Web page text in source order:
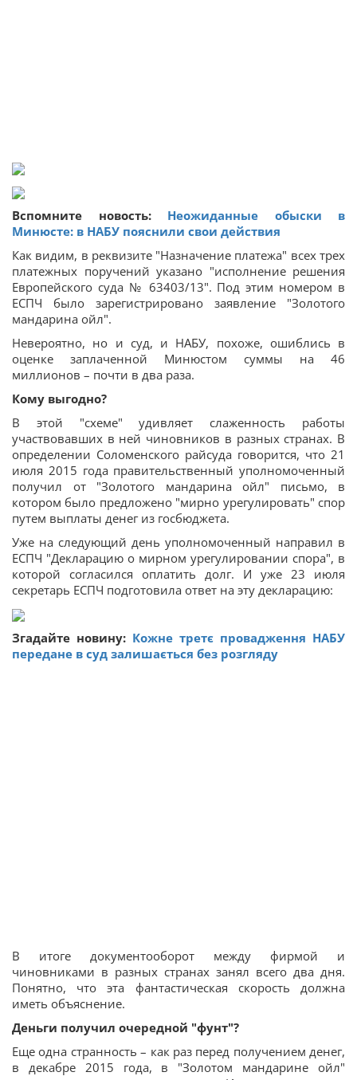
Вспомните новость: Неожиданные обыски в
Минюсте: в НАБУ пояснили свои действия
Как видим, в реквизите "Назначение платежа" всех трех
платежных поручений указано "исполнение решения
Европейского суда № 63403/13". Под этим номером в
ЕСПЧ было зарегистрировано заявление "Золотого
мандарина ойл".
Невероятно, но и суд, и НАБУ, похоже, ошиблись в
оценке заплаченной Минюстом суммы на 46
миллионов – почти в два раза.
Кому выгодно?
В этой "схеме" удивляет слаженность работы
участвовавших в ней чиновников в разных странах. В
определении Соломенского райсуда говорится, что 21
июля 2015 года правительственный уполномоченный
получил от "Золотого мандарина ойл" письмо, в
котором было предложено "мирно урегулировать" спор
путем выплаты денег из госбюджета.
Уже на следующий день уполномоченный направил в
ЕСПЧ "Декларацию о мирном урегулировании спора", в
которой согласился оплатить долг. И уже 23 июля
секретарь ЕСПЧ подготовила ответ на эту декларацию:
Згадайте новину: Кожне третє провадження НАБУ
передане в суд залишається без розгляду
В итоге документооборот между фирмой и
чиновниками в разных странах занял всего два дня.
Понятно, что эта фантастическая скорость должна
иметь объяснение.
Деньги получил очередной "фунт"?
Еще одна странность – как раз перед получением денег,
в декабре 2015 года, в "Золотом мандарине ойл"